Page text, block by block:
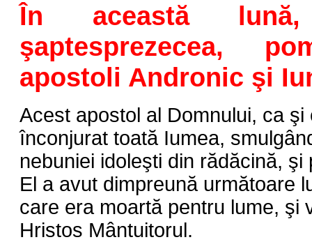
În această
şaptesprezecea,
apostoli Andronic şi
Acest apostol al Domnului, ca
înconjurat toată Iumea,
nebuniei idoleşti din rădăcină,
El a avut dimpreună următoare
care era moartă pentru lume, şi
Hristos Mântuitorul.